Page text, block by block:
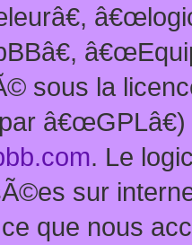
sous la
. Le
sur
que nous